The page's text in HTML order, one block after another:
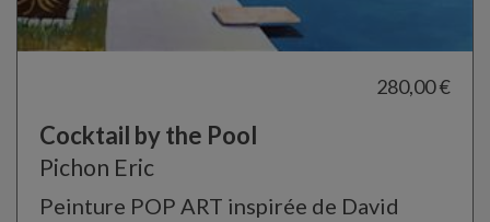
280,00 €
Cocktail by the Pool
Pichon Eric
Peinture POP ART inspirée de David